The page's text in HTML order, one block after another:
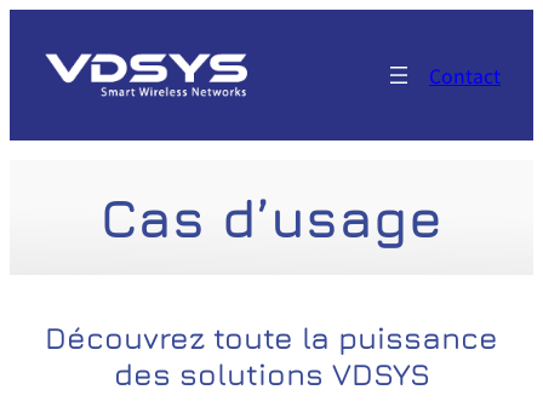
contenu
Contact
Cas d’usage
Découvrez toute la puissance
des solutions VDSYS